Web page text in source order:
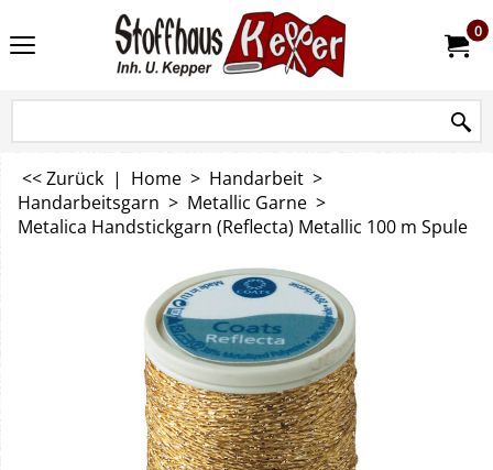
0
<< Zurück | Home > Handarbeit >
Handarbeitsgarn > Metallic Garne >
Metalica Handstickgarn (Reflecta) Metallic 100 m Spule